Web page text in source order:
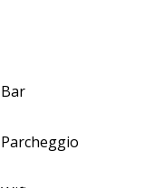
Bar
Parcheggio